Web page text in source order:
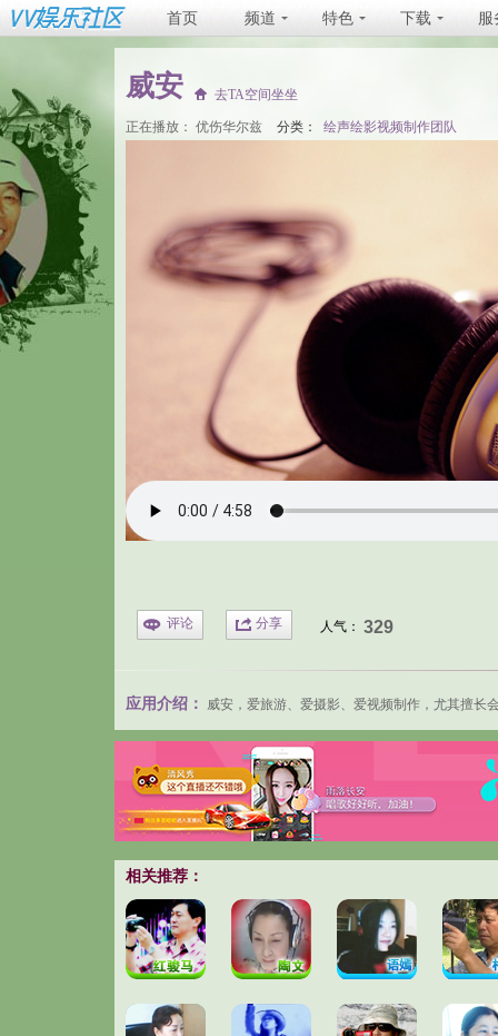
首页 频道 特色 下载 服
威安 去TA空间坐坐
正在播放： 优伤华尔兹 分类： 绘声绘影视频制作团队
评论 分享 人气： 329
应用介绍： 威安，爱旅游、爱摄影、爱视频制作，尤其擅长
相关推荐：